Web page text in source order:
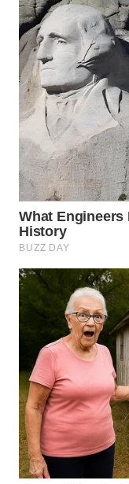
WN
SULSEL
WN
GORONTALO
WN
SULUT
WN
MALUKU
MALUT
DAIRI
WN
DANAU
TOBA
WN
NIAS